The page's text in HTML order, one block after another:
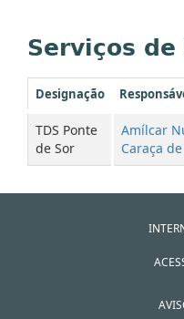
Serviços de
Designação
TDS Ponte
de Sor
Amílcar
Caraça